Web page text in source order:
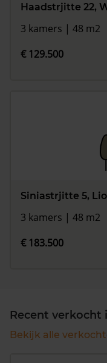
Haadstrjitte 22,
3 kamers | 48 m2
€ 129.500
Siniastrjitte 5,
3 kamers | 48 m2
€ 183.500
Recent verkocht
Bekijk alle